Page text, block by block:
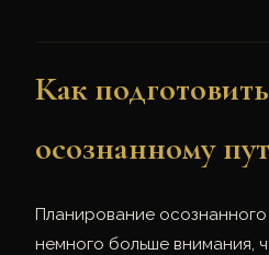
Как
осознанному
Планирование осознанного
немного больше внимания,